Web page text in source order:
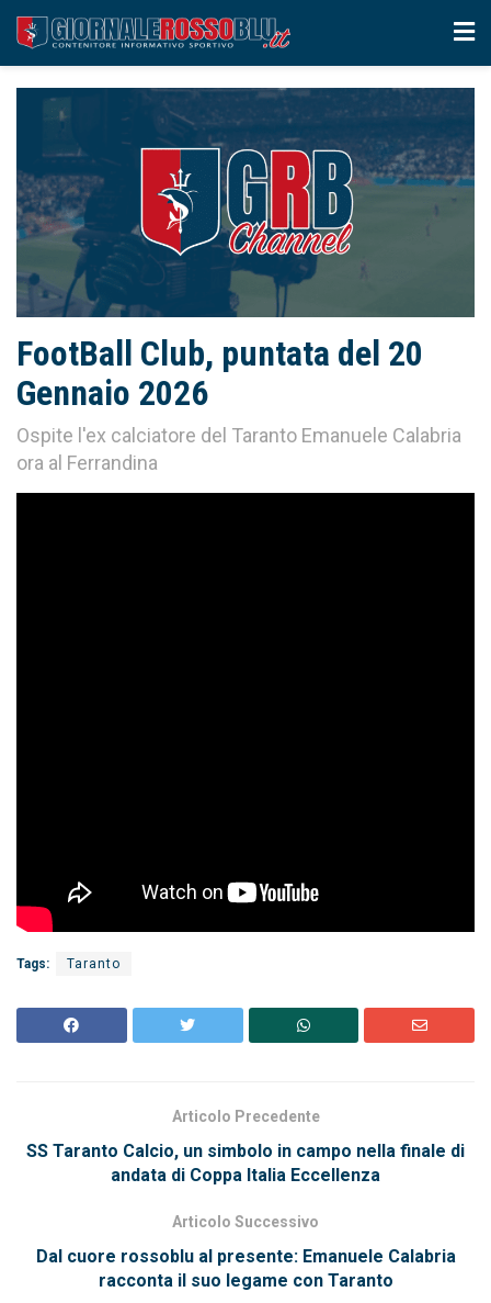
FootBall Club, puntata del 20
Gennaio 2026
Ospite l'ex calciatore del Taranto Emanuele Calabria
ora al Ferrandina
Tags: Taranto
Articolo Precedente
SS Taranto Calcio, un simbolo in campo nella finale di
andata di Coppa Italia Eccellenza
Articolo Successivo
Dal cuore rossoblu al presente: Emanuele Calabria
racconta il suo legame con Taranto